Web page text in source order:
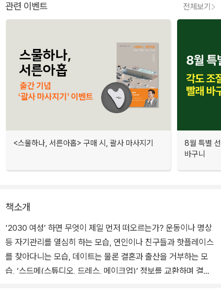
관련 이벤트 전체보기
<스물하나, 서른아홉> 구매 시, 괄사 마사지기
8월 특별
바구니
책소개
‘2030 여성’ 하면 무엇이 제일 먼저 떠오르는가? 운동이나 명상
등 자기관리를 열심히 하는 모습, 연인이나 친구들과 핫플레이스
를 찾아다니는 모습, 데이트는 물론 결혼과 출산을 거부하는 모
습, ‘스드메(스튜디오, 드레스, 메이크업)’ 정보를 교환하며 결혼